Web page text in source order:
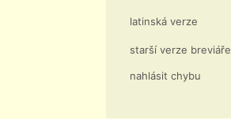
latinská verze
starší verze breviáře
nahlásit chybu